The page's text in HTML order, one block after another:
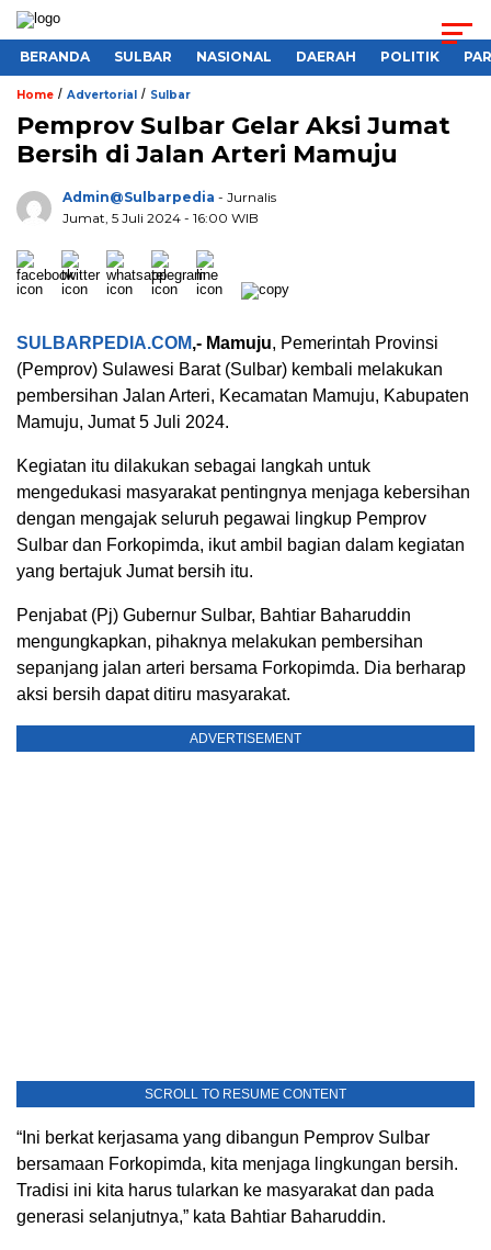
BERANDA SULBAR NASIONAL DAERAH POLITIK
Home / Advertorial / Sulbar
Pemprov Sulbar Gelar Aksi Jumat
Bersih di Jalan Arteri Mamuju
Admin@sulbarpedia - Jurnalis
Jumat, 5 Juli 2024 - 16:00 WIB
SULBARPEDIA.COM,- Mamuju, Pemerintah Provinsi
(Pemprov) Sulawesi Barat (Sulbar) kembali melakukan
pembersihan Jalan Arteri, Kecamatan Mamuju, Kabupaten
Mamuju, Jumat 5 Juli 2024.
Kegiatan itu dilakukan sebagai langkah untuk
mengedukasi masyarakat pentingnya menjaga kebersihan
dengan mengajak seluruh pegawai lingkup Pemprov
Sulbar dan Forkopimda, ikut ambil bagian dalam kegiatan
yang bertajuk Jumat bersih itu.
Penjabat (Pj) Gubernur Sulbar, Bahtiar Baharuddin
mengungkapkan, pihaknya melakukan pembersihan
sepanjang jalan arteri bersama Forkopimda. Dia berharap
aksi bersih dapat ditiru masyarakat.
ADVERTISEMENT
SCROLL TO RESUME CONTENT
“Ini berkat kerjasama yang dibangun Pemprov Sulbar
bersamaan Forkopimda, kita menjaga lingkungan bersih.
Tradisi ini kita harus tularkan ke masyarakat dan pada
generasi selanjutnya,” kata Bahtiar Baharuddin.